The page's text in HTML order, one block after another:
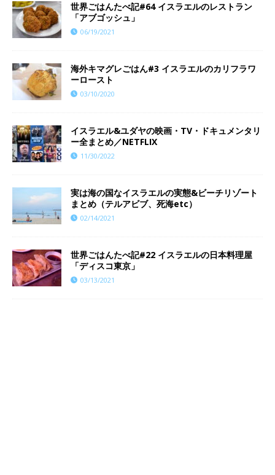
世界ごはんたべ記#64 イスラエルのレストラン
「アブゴッシュ」
06/19/2021
海外キマグレごはん#3 イスラエルのカリフラワ
ーロースト
03/10/2020
イスラエル&ユダヤの映画・TV・ドキュメンタリ
ー全まとめ／NETFLIX
11/30/2022
実は海の国なイスラエルの実態&ビーチリゾート
まとめ（テルアビブ、死海etc）
02/14/2021
世界ごはんたべ記#22 イスラエルの日本料理屋
「ディスコ東京」
03/13/2021